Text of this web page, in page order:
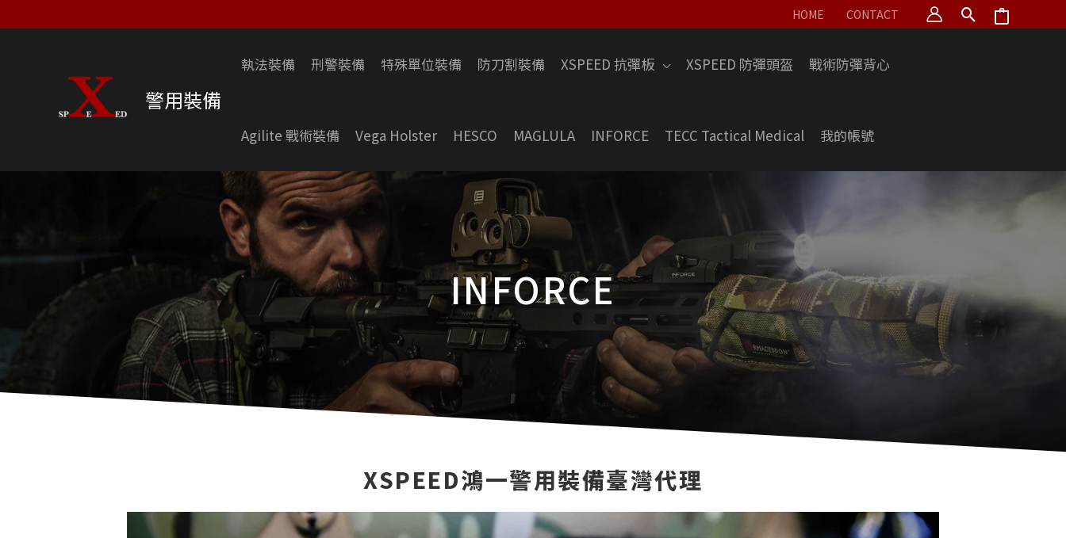
至
HOME CONTACT
警用裝備
執法裝備 刑警裝備 特殊單位裝備 防刀割裝備 XSPEED 抗彈板 XSPEED 防彈頭盔 戰術防彈背心
Agilite 戰術裝備 Vega Holster HESCO MAGLULA INFORCE TECC Tactical Medical 我的帳號
INFORCE
XSPEED鴻一警用裝備臺灣代理